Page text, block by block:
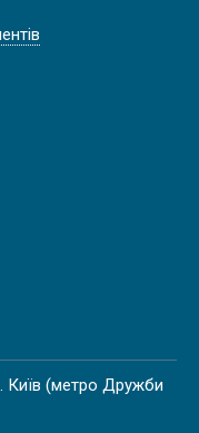
В США,
МОВИ В
DOWNS
В
|
Київ (метро Дружби